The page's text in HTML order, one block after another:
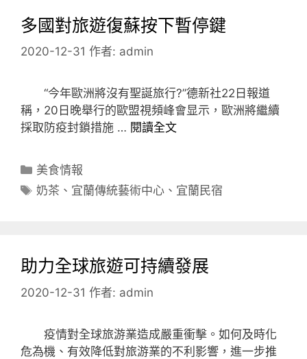
多國對旅遊復蘇按下暫停鍵
2020-12-31 作者: admin
“今年歐洲將沒有聖誕旅行?”德新社22日報道
稱，20日晚舉行的歐盟視頻峰會显示，歐洲將繼續
採取防疫封鎖措施 … 閱讀全文
分
類
美食情報
標
奶茶 、 宜蘭傳統藝術中心 、 宜蘭民宿
助力全球旅遊可持續發展
2020-12-31 作者: admin
疫情對全球旅游業造成嚴重衝擊。如何及時化
危為機、有效降低對旅游業的不利影響，進一步推